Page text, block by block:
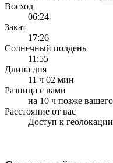
Восход
06:24
Закат
17:26
Солнечный полдень
11:55
Длина дня
11 ч 02 мин
Разница с вами
на 10 ч позже
Расстояние от вас
Доступ к